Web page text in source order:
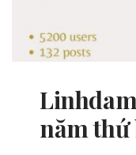
năm thứ